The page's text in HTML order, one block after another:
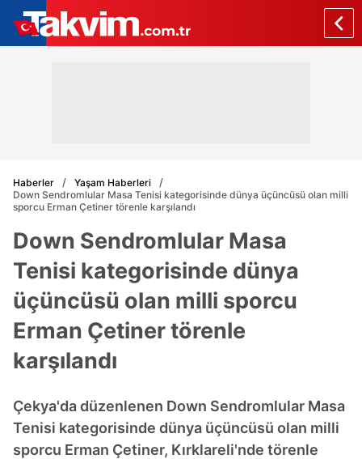
Haberler
Yaşam Haberleri
Down Sendromlular Masa Tenisi kategorisinde dünya üçüncüsü olan milli
sporcu Erman Çetiner törenle karşılandı
Down Sendromlular Masa
Tenisi kategorisinde dünya
üçüncüsü olan milli sporcu
Erman Çetiner törenle
karşılandı
Çekya'da düzenlenen Down Sendromlular Masa
Tenisi kategorisinde dünya üçüncüsü olan milli
sporcu Erman Çetiner, Kırklareli'nde törenle